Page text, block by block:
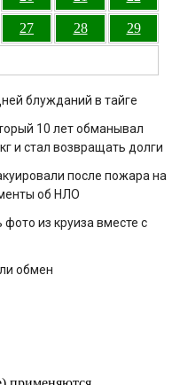
27 28 29
блужданий в тайге
10 лет обманывал
и стал возвращать долги
после пожара на
об НЛО
из круиза вместе с
обмен